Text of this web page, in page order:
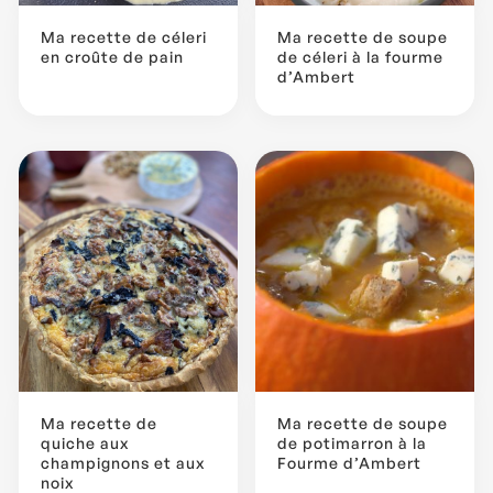
Ma recette de céleri
en croûte de pain
Ma recette de soupe
de céleri à la fourme
d’Ambert
Ma recette de
quiche aux
champignons et aux
noix
Ma recette de soupe
de potimarron à la
Fourme d’Ambert